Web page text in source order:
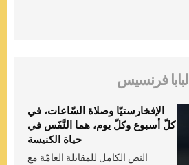
البابا فرنسيس
الإفخارستيّا وصلاة السّاعات، في
كلّ أسبوع وكلّ يوم، هما النَّفَس في
حياة الكنيسة
النص الكامل للمقابلة العامّة مع